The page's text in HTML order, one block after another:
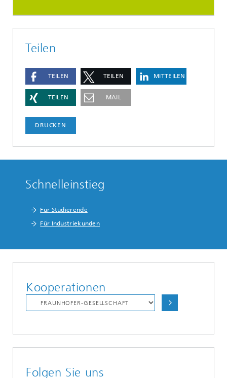
Teilen
TEILEN TEILEN MITTEILEN
TEILEN MAIL
DRUCKEN
Schnelleinstieg
Für Studierende
Für Industriekunden
Kooperationen
Folgen Sie uns